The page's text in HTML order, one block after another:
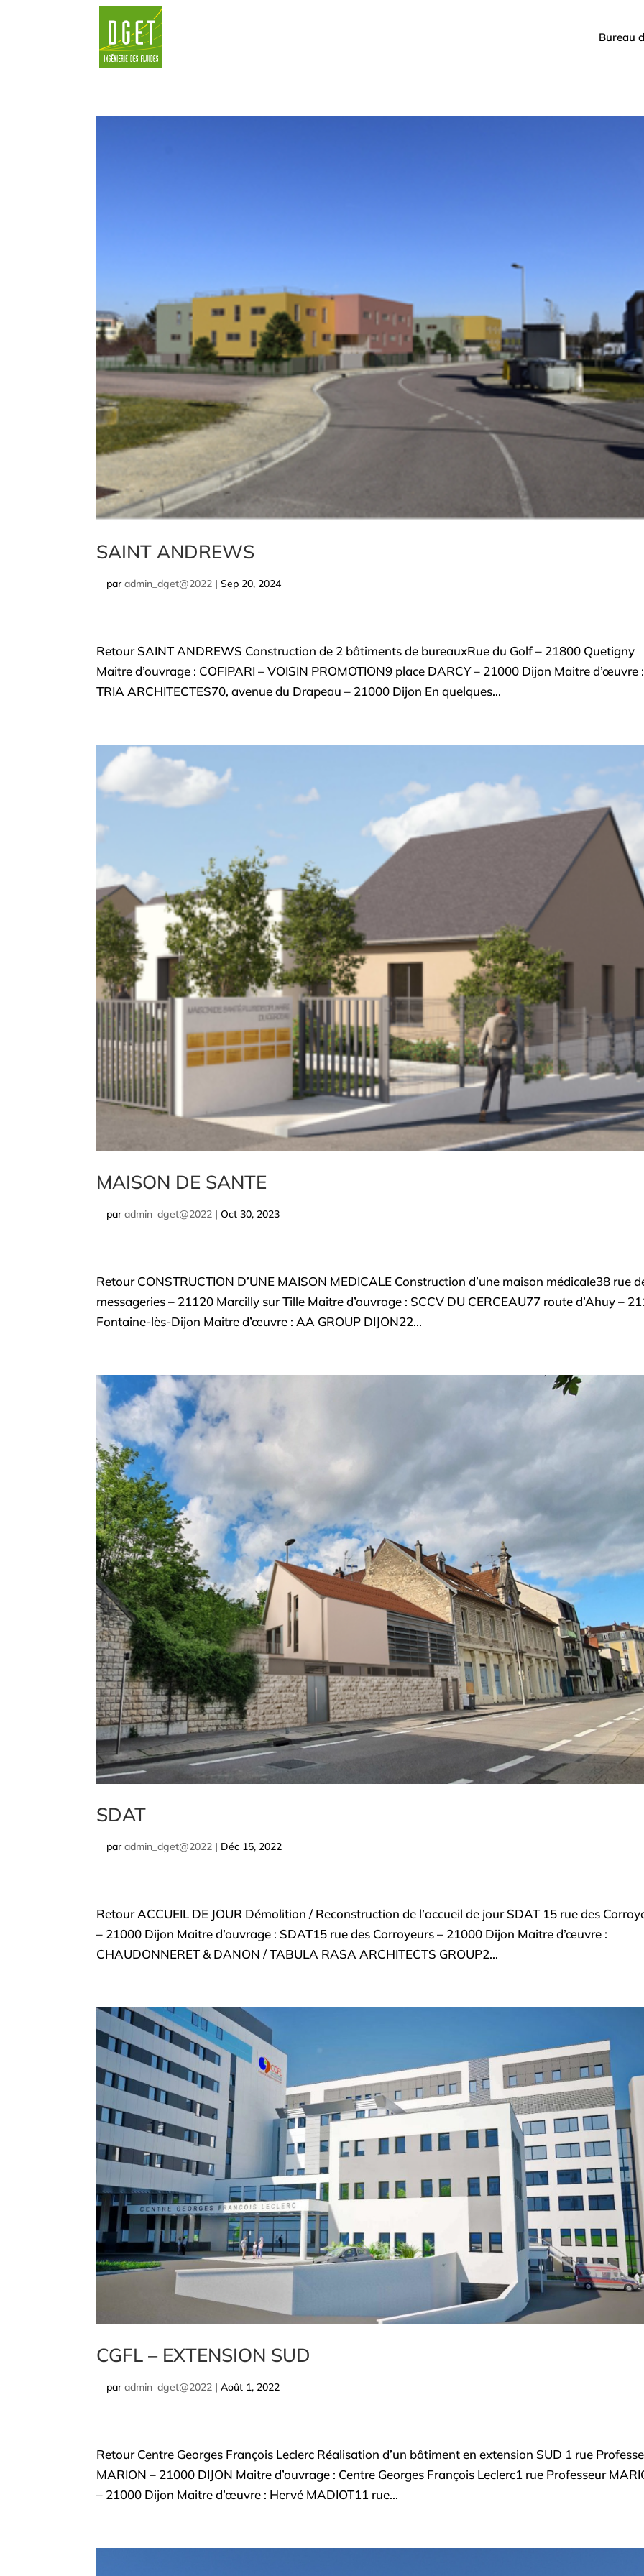
Bureau
SAINT ANDREWS
paradmin_dget@2022 |Sep 20, 2024
Retour SAINT ANDREWS Construction de 2 bâtiments de bureauxRue du Golf – 21800 Quetigny
Maitre d’ouvrage : COFIPARI – VOISIN PROMOTION9 place DARCY – 21000 Dijon Maitre d’œuvre :
TRIA ARCHITECTES70, avenue du Drapeau – 21000 Dijon En quelques...
MAISON DE SANTE
paradmin_dget@2022 |Oct 30, 2023
Retour CONSTRUCTION D’UNE MAISON MEDICALE Construction d’une maison médicale38 rue
messageries – 21120 Marcilly sur Tille Maitre d’ouvrage : SCCV DU CERCEAU77 route d’Ahuy –
Fontaine-lès-Dijon Maitre d’œuvre : AA GROUP DIJON22...
SDAT
paradmin_dget@2022 | Déc 15, 2022
Retour ACCUEIL DE JOUR Démolition / Reconstruction de l’accueil de jour SDAT 15 rue des
– 21000 Dijon Maitre d’ouvrage : SDAT15 rue des Corroyeurs – 21000 Dijon Maitre d’œuvre :
CHAUDONNERET & DANON / TABULA RASA ARCHITECTS GROUP2...
CGFL – EXTENSION SUD
paradmin_dget@2022 |Août 1, 2022
Retour Centre Georges François Leclerc Réalisation d’un bâtiment en extension SUD 1 rue
MARION – 21000 DIJON Maitre d’ouvrage : Centre Georges François Leclerc1 rue Professeur
– 21000 Dijon Maitre d’œuvre : Hervé MADIOT11 rue...